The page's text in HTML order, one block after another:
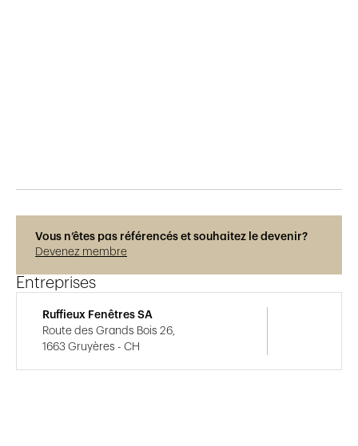
Vous n’êtes pas référencés et souhaitez le devenir?
Devenez membre
Entreprises
Ruffieux Fenêtres SA
Route des Grands Bois 26,
1663 Gruyères - CH